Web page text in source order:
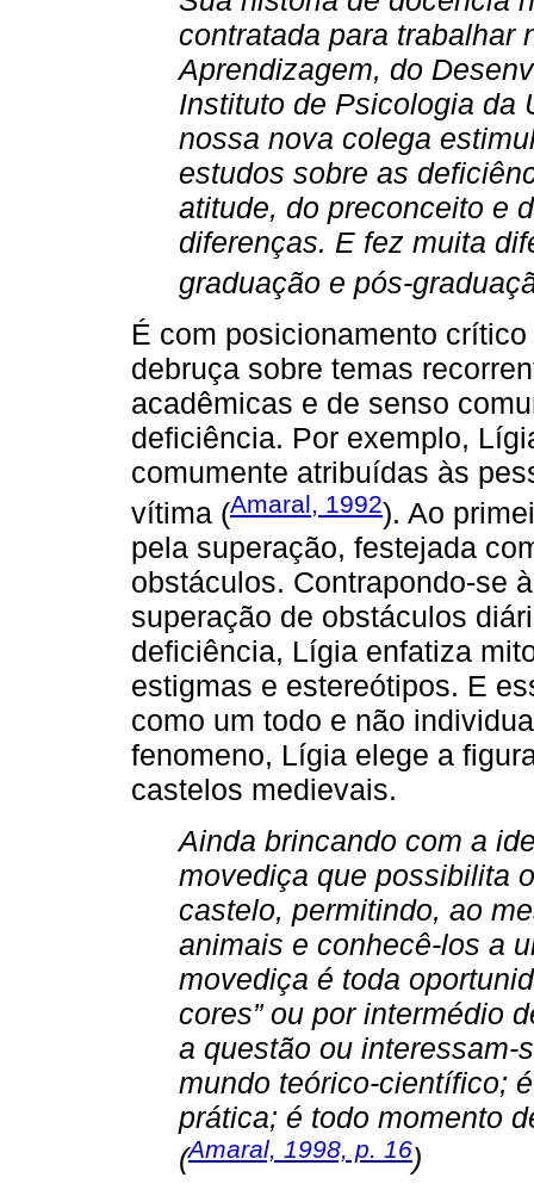
contratada para trabalhar
Aprendizagem, do
Instituto de Psicologia da
nossa nova colega
estudos sobre as
atitude, do preconceito e
diferenças. E fez muita
graduação e pós-
É com posicionamento
debruça sobre temas
acadêmicas e de senso
deficiência. Por exemplo,
comumente atribuídas às
vítima (Amaral, 1992). Ao
pela superação, festejada
obstáculos. Contrapondo-se
superação de obstáculos
deficiência, Lígia enfatiza
estigmas e estereótipos. E
como um todo e não
fenomeno, Lígia elege a
castelos medievais.
Ainda brincando com a
movediça que possibilita
castelo, permitindo, ao
animais e conhecê-los a
movediça é toda
cores” ou por intermédio
a questão ou interessam-
mundo teórico-científico;
prática; é todo momento
(Amaral, 1998, p. 16)